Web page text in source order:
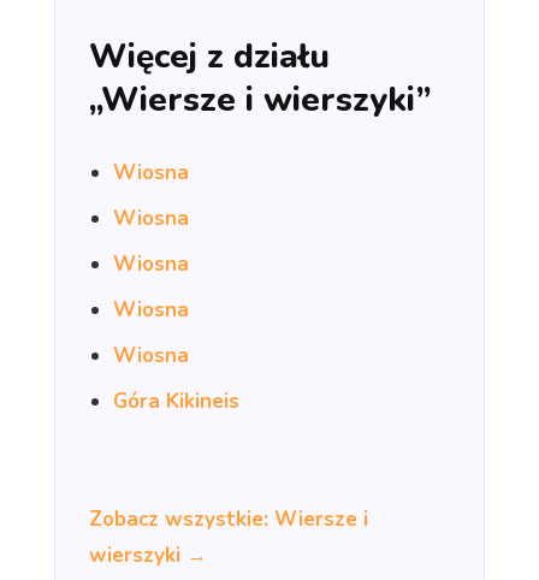
Więcej z działu
„Wiersze i wierszyki”
Wiosna
Wiosna
Wiosna
Wiosna
Wiosna
Góra Kikineis
Zobacz wszystkie: Wiersze i
wierszyki →